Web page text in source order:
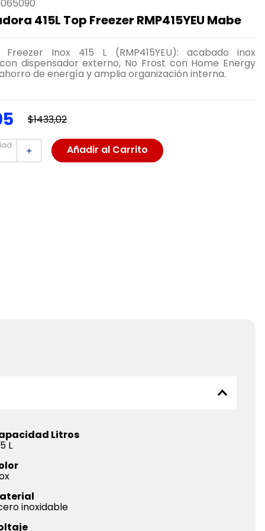
415L Top Freezer RMP415YEU Mabe
Inox 415 L (RMP415YEU): acabado inox
dispensador externo, No Frost con Home Energy
de energía y amplia organización interna.
$1433,02
＋ Añadir al Carrito
Litros
L
inoxidable